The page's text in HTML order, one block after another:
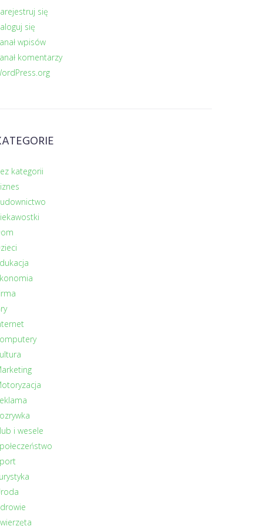
się
się
wpisów
komentarzy
kategorii
i wesele